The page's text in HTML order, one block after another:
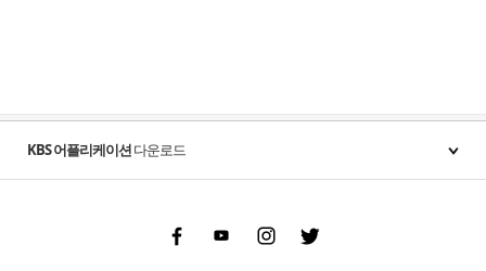
KBS 어플리케이션다운로드
FacebookYoutubeInstgram Twitter